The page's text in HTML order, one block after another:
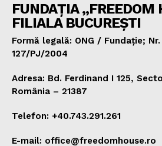
FUNDAȚIA „FREEDOM
FILIALA BUCUREȘTI
Formă legală: ONG / Fundație;
127/PJ/2004
Adresa: Bd. Ferdinand I 125,
România – 21387
Telefon: +40.743.291.261
E-mail: office@freedomhouse.ro